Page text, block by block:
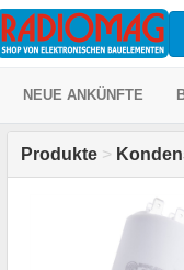
NEUE ANKÜNFTE
Produkte >